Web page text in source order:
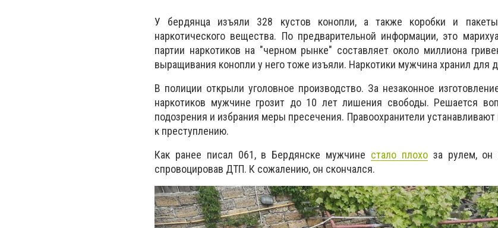
У бердянца изъяли 328 кустов конопли, а также коробки и
наркотического вещества. По предварительной информации, это
партии наркотиков на "черном рынке" составляет около миллиона
выращивания конопли у него тоже изъяли. Наркотики мужчина хранил для
В полиции открыли уголовное производство. За незаконное
наркотиков мужчине грозит до 10 лет лишения свободы. Решается
подозрения и избрания меры пресечения. Правоохранители
к преступлению.
Как ранее писал 061, в Бердянске мужчине стало плохоза рулем, он
спровоцировав ДТП. К сожалению, он скончался.